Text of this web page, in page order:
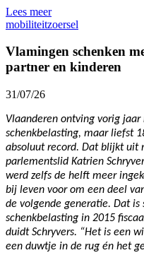
Lees meer
mobiliteitzoersel
Vlamingen schenken
partner en kinderen
31/07/26
Vlaanderen ontving vorig
schenkbelasting, maar liefst
absoluut record. Dat blijkt uit
parlementslid Katrien
werd zelfs de helft meer
bij leven voor om een deel
de volgende generatie. Dat
schenkbelasting in 2015
duidt Schryvers. “Het is een
een duwtje in de rug én het